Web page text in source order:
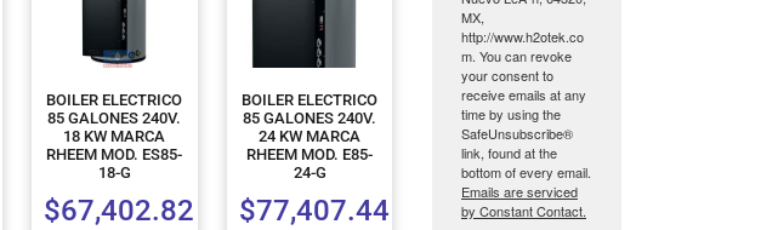
BOILER ELECTRICO
85 GALONES 240V.
18 KW MARCA
RHEEM MOD. ES85-
18-G
$67,402.82
BOILER ELECTRICO
85 GALONES 240V.
24 KW MARCA
RHEEM MOD. E85-
24-G
$77,407.44
MX,
http://www.h2otek.co
m. You can revoke
your consent to
receive emails at any
time by using the
SafeUnsubscribe®
link, found at the
bottom of every email.
Emails are serviced
by Constant Contact.